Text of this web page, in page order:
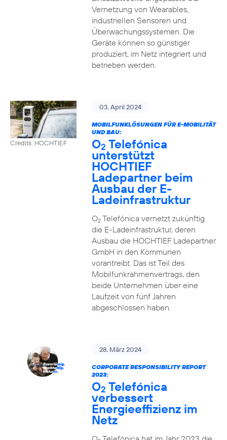
Vernetzung von Wearables,
industriellen Sensoren und
Überwachungssystemen. Die
Geräte können so günstiger
produziert, im Netz integriert und
betrieben werden.
Credits: HOCHTIEF
03. April 2024
MOBILFUNKLÖSUNGEN FÜR E-MOBILITÄT
UND BAU:
O2 Telefónica
unterstützt
HOCHTIEF
Ladepartner beim
Ausbau der E-
Ladeinfrastruktur
O2Telefónica vernetzt zukünftig
die E-Ladeinfrastruktur, deren
Ausbau die HOCHTIEF Ladepartner
GmbH in den Kommunen
vorantreibt. Das ist Teil des
Mobilfunkrahmenvertrags, den
beide Unternehmen über eine
Laufzeit von fünf Jahren
abgeschlossen haben.
28. März 2024
CORPORATE RESPONSIBILITY REPORT
2023:
O2 Telefónica
verbessert
Energieeffizienz im
Netz